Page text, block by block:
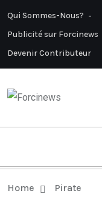
Qui Sommes-Nous?
Publicité sur Forcinews
Devenir Contributeur
Home Pirate